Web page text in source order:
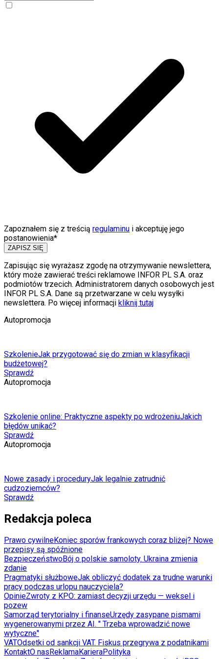
Zapoznałem się z treścią regulaminu i akceptuję jego
postanowienia*
ZAPISZ SIĘ
Zapisując się wyrażasz zgodę na otrzymywanie newslettera,
który może zawierać treści reklamowe INFOR PL S.A. oraz
podmiotów trzecich. Administratorem danych osobowych jest
INFOR PL S.A. Dane są przetwarzane w celu wysyłki
newslettera. Po więcej informacji kliknij tutaj
Autopromocja
SzkolenieJak przygotować się do zmian w klasyfikacji
budżetowej?
Sprawdź
Autopromocja
Szkolenie online: Praktyczne aspekty po wdrożeniuJakich
błędów unikać?
Sprawdź
Autopromocja
Nowe zasady i proceduryJak legalnie zatrudnić
cudzoziemców?
Sprawdź
Redakcja poleca
Prawo cywilneKoniec sporów frankowych coraz bliżej? Nowe
przepisy są spóźnione
BezpieczeństwoBój o polskie samoloty. Ukraina zmienia
zdanie
Pragmatyki służboweJak obliczyć dodatek za trudne warunki
pracy podczas urlopu nauczyciela?
OpinieZwroty z KPO: zamiast decyzji urzędu — weksel i
pozew
Samorząd terytorialny i finanseUrzędy zasypane pismami
wygenerowanymi przez AI. " Trzeba wprowadzić nowe
wytyczne"
VATOdsetki od sankcji VAT. Fiskus przegrywa z podatnikami
KontaktO nasReklamaKarieraPolityka